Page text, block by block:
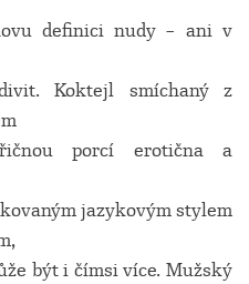
definici nudy – ani v
Koktejl smíchaný z
porcí erotična a
jazykovým stylem
být i čímsi více. Mužský